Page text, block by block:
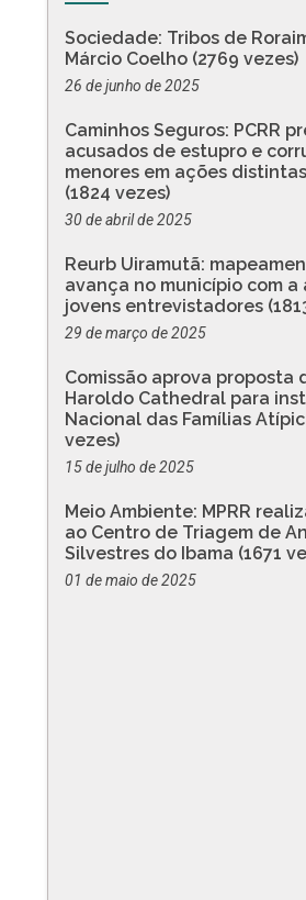
Sociedade: Tribos de
Márcio Coelho (2769 vezes)
26 de junho de 2025
Caminhos Seguros: PCRR
acusados de estupro e
menores em ações
(1824 vezes)
30 de abril de 2025
Reurb Uiramutã:
avança no município com
jovens entrevistadores
29 de março de 2025
Comissão aprova proposta
Haroldo Cathedral para
Nacional das Famílias
vezes)
15 de julho de 2025
Meio Ambiente: MPRR
ao Centro de Triagem de
Silvestres do Ibama (1671
01 de maio de 2025